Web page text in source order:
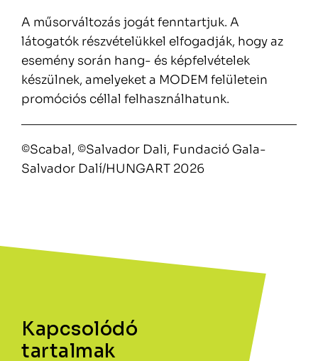
Kapcsolódó
tartalmak
A műsorváltozás jogát fenntartjuk. A
látogatók részvételükkel elfogadják, hogy az
esemény során hang- és képfelvételek
készülnek, amelyeket a MODEM felületein
promóciós céllal felhasználhatunk.
©Scabal, ©Salvador Dali, Fundació Gala-
Salvador Dalí/HUNGART 2026